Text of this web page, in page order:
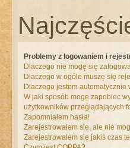
Problemy z logowaniem i
Dlaczego nie mogę się
Dlaczego w ogóle muszę się
Dlaczego jestem automatycznie
W jaki sposób mogę zapobiec
użytkowników przeglądających
Zapomniałem hasła!
Zarejestrowałem się, ale nie
Zarejestrowałem się jakiś czas